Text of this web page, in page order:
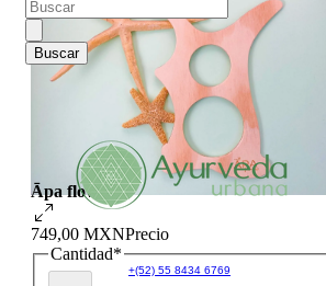
Āpa flow
749,00 MXNPrecio
Cantidad*
+(52) 55 8434 6769